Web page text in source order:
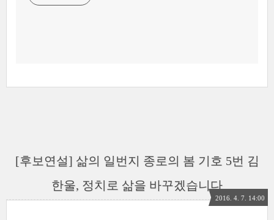
[후보연설] 삶의 일번지 종로의 봄 기호 5번 김
한울, 정치로 삶을 바꾸겠습니다
2016. 4. 7. 14:00